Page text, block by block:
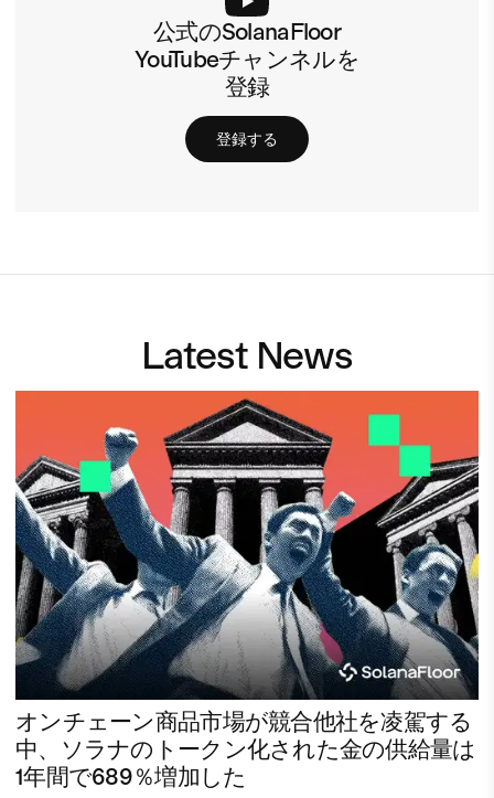
公式のSolanaFloor
YouTubeチャンネルを
登録
登録する
Latest News
オンチェーン商品市場が競合他社を凌駕する
中、ソラナのトークン化された金の供給量は
1年間で689％増加した